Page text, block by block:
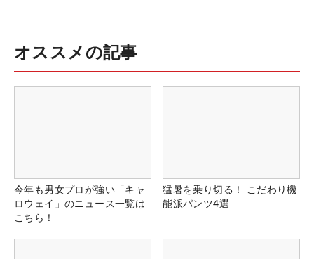
オススメの記事
今年も男女プロが強い「キャ
ロウェイ」のニュース一覧は
こちら！
猛暑を乗り切る！ こだわり機
能派パンツ4選